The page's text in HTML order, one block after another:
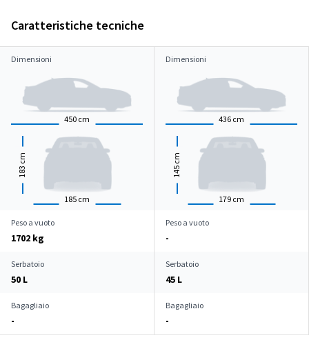
Caratteristiche tecniche
Dimensioni
450 cm
185 cm
183
cm
Dimensioni
436 cm
179 cm
145
cm
Peso a vuoto
1702 kg
Peso a vuoto
-
Serbatoio
50 L
Serbatoio
45 L
Bagagliaio
-
Bagagliaio
-